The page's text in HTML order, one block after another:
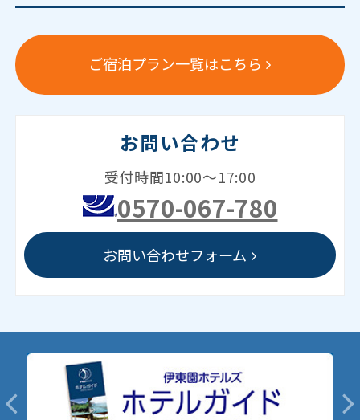
ご宿泊プラン一覧はこちら
お問い合わせ
受付時間10:00～17:00
0570-067-780
お問い合わせフォーム